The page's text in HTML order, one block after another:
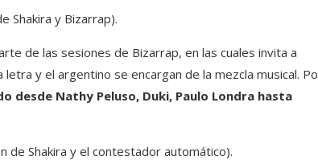
Shakira y Bizarrap).
de las sesiones de Bizarrap, en las cuales invita a
y el argentino se encargan de la mezcla musical.
desde Nathy Peluso, Duki, Paulo Londra hasta
de Shakira y el contestador automático).